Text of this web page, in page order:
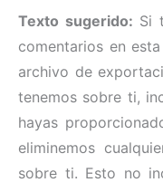
Texto sugerido: Si
comentarios en
archivo de
tenemos sobre ti,
hayas
eliminemos
sobre ti. Esto no